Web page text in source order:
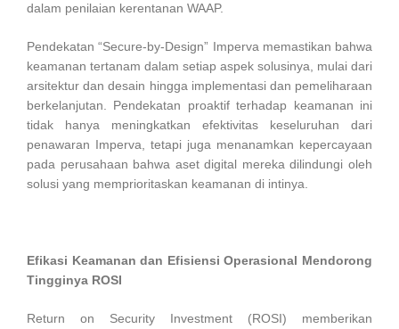
dalam penilaian kerentanan WAAP.
Pendekatan “Secure-by-Design” Imperva memastikan bahwa
keamanan tertanam dalam setiap aspek solusinya, mulai dari
arsitektur dan desain hingga implementasi dan pemeliharaan
berkelanjutan. Pendekatan proaktif terhadap keamanan ini
tidak hanya meningkatkan efektivitas keseluruhan dari
penawaran Imperva, tetapi juga menanamkan kepercayaan
pada perusahaan bahwa aset digital mereka dilindungi oleh
solusi yang memprioritaskan keamanan di intinya.
Efikasi Keamanan dan Efisiensi Operasional Mendorong
Tingginya ROSI
Return on Security Investment (ROSI) memberikan